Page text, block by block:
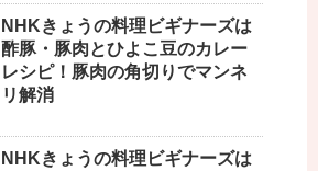
NHKきょうの料理ビギナーズは
酢豚・豚肉とひよこ豆のカレー
レシピ！豚肉の角切りでマンネ
リ解消
NHKきょうの料理ビギナーズは